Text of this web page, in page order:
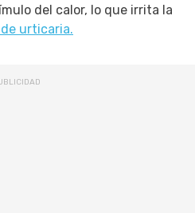
del calor, lo que irrita la
urticaria.